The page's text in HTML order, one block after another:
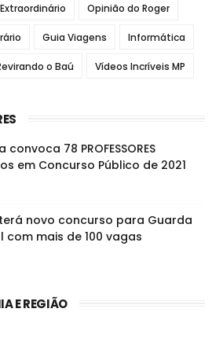
Extraordinário Opinião do Roger
Guia Viagens Informática
o Baú Vídeos Incríveis MP
convoca 78 PROFESSORES
em Concurso Público de 2021
novo concurso para Guarda
com mais de 100 vagas
E REGIÃO